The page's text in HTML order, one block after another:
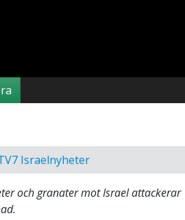
Israelnyheter
och granater mot Israel attackerar